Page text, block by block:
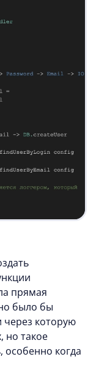
прямая
было бы
через которую
но такое
особенно когда